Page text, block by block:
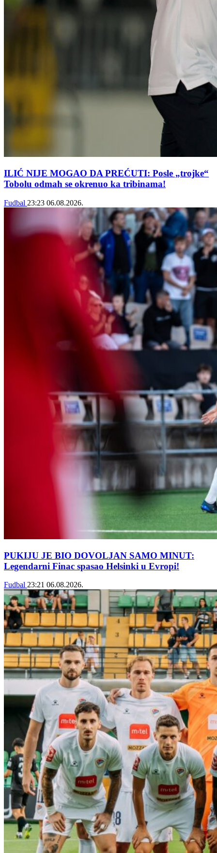
ILIĆ NIJE MOGAO DA PREĆUTI: Posle „trojke“
Tobolu odmah se okrenuo ka tribinama!
Fudbal 23:23 06.08.2026.
PUKIJU JE BIO DOVOLJAN SAMO MINUT:
Legendarni Finac spasao Helsinki u Evropi!
Fudbal 23:21 06.08.2026.